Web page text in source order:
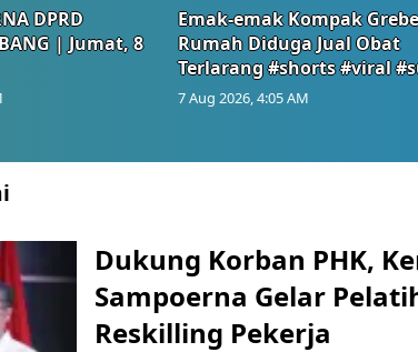
DPRD
| Jumat, 8
Emak-emak Kompak
Rumah Diduga Jual Obat
Terlarang #shorts #viral
7 Aug 2026, 4:05 AM
Dukung Korban PHK,
Sampoerna Gelar
Reskilling Pekerja